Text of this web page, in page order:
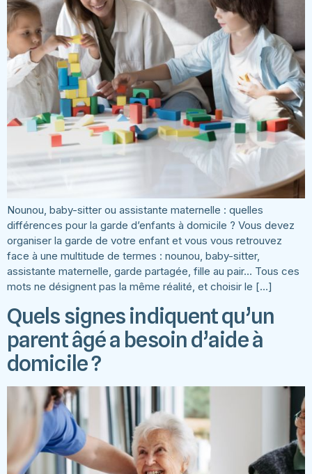
Nounou, baby-sitter ou assistante maternelle : quelles
différences pour la garde d’enfants à domicile ? Vous devez
organiser la garde de votre enfant et vous vous retrouvez
face à une multitude de termes : nounou, baby-sitter,
assistante maternelle, garde partagée, fille au pair… Tous ces
mots ne désignent pas la même réalité, et choisir le […]
Quels signes indiquent qu’un
parent âgé a besoin d’aide à
domicile ?